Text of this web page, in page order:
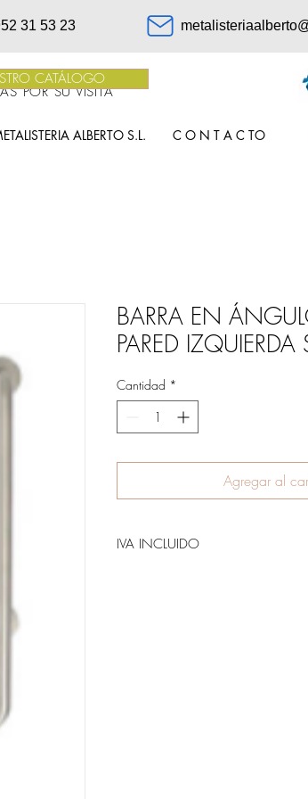
31 53 23
POR SU VISITA
ALBERTO S.L. C O N T A C TO
CATÁLOGO
BARRA EN
PARED
Cantidad *
Agregar al
IVA INCLUIDO